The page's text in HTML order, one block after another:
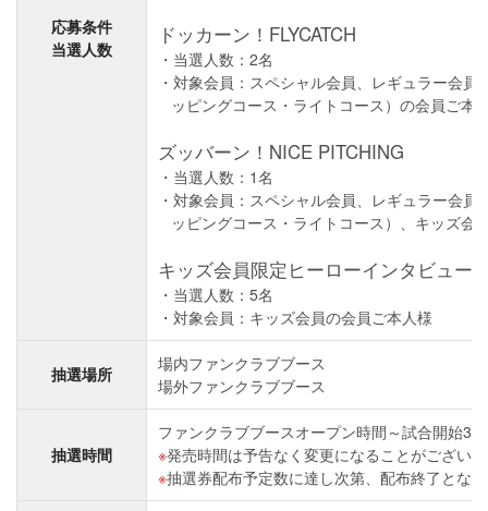
応募条件
当選人数
ドッカーン！FLYCATCH
当選人数：2名
対象会員：スペシャル会員、レギュラー会員
ッピングコース・ライトコース）の会員ご本
ズッバーン！NICE PITCHING
当選人数：1名
対象会員：スペシャル会員、レギュラー会員
ッピングコース・ライトコース）、キッズ会
キッズ会員限定ヒーローインタビュー
当選人数：5名
対象会員：キッズ会員の会員ご本人様
抽選場所
場内ファンクラブブース
場外ファンクラブブース
抽選時間
ファンクラブブースオープン時間～試合開始30
発売時間は予告なく変更になることがござい
抽選券配布予定数に達し次第、配布終了とな